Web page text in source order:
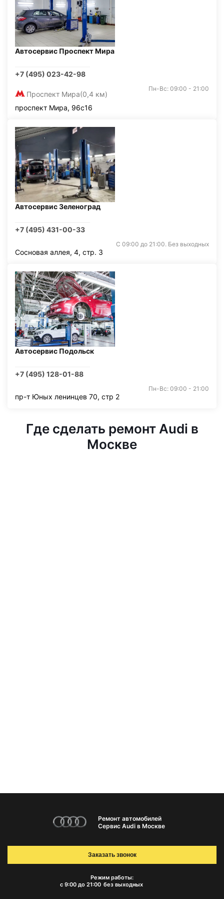
Автосервис Проспект Мира
+7 (495) 023-42-98
Проспект Мира(0,4 км)
Пн-Вс: 09:00 - 21:00
проспект Мира, 96с16
Автосервис Зеленоград
+7 (495) 431-00-33
С 09:00 до 21:00. Без выходных
Сосновая аллея, 4, стр. 3
Автосервис Подольск
+7 (495) 128-01-88
Пн-Вс: 09:00 - 21:00
пр-т Юных ленинцев 70, стр 2
Где сделать ремонт Audi в
Москве
Ремонт автомобилей
Сервис Audi в Москве
Режим работы:
с 9:00 до 21:00 без выходных
Заказать звонок